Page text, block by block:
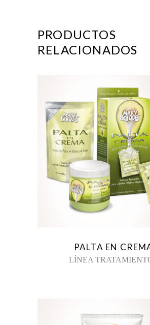
PRODUCTOS
RELACIONADOS
PALTA EN
LÍNEA